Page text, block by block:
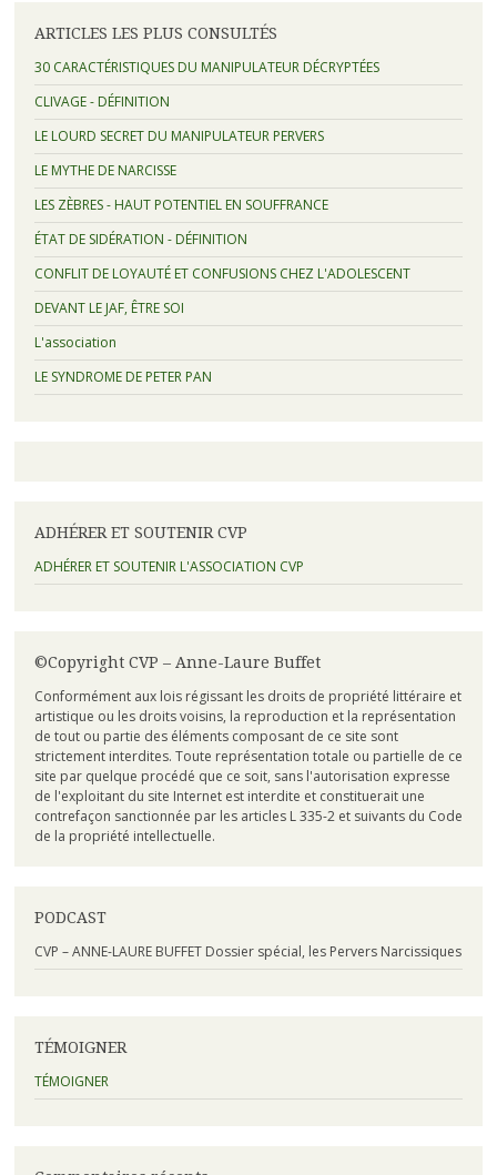
ARTICLES LES PLUS CONSULTÉS
30 CARACTÉRISTIQUES DU MANIPULATEUR DÉCRYPTÉES
CLIVAGE - DÉFINITION
LE LOURD SECRET DU MANIPULATEUR PERVERS
LE MYTHE DE NARCISSE
LES ZÈBRES - HAUT POTENTIEL EN SOUFFRANCE
ÉTAT DE SIDÉRATION - DÉFINITION
CONFLIT DE LOYAUTÉ ET CONFUSIONS CHEZ L'ADOLESCENT
DEVANT LE JAF, ÊTRE SOI
L'association
LE SYNDROME DE PETER PAN
ADHÉRER ET SOUTENIR CVP
ADHÉRER ET SOUTENIR L'ASSOCIATION CVP
©Copyright CVP – Anne-Laure Buffet
Conformément aux lois régissant les droits de propriété littéraire et
artistique ou les droits voisins, la reproduction et la représentation
de tout ou partie des éléments composant de ce site sont
strictement interdites. Toute représentation totale ou partielle de ce
site par quelque procédé que ce soit, sans l'autorisation expresse
de l'exploitant du site Internet est interdite et constituerait une
contrefaçon sanctionnée par les articles L 335-2 et suivants du Code
de la propriété intellectuelle.
PODCAST
CVP – ANNE-LAURE BUFFET Dossier spécial, les Pervers Narcissiques
TÉMOIGNER
TÉMOIGNER